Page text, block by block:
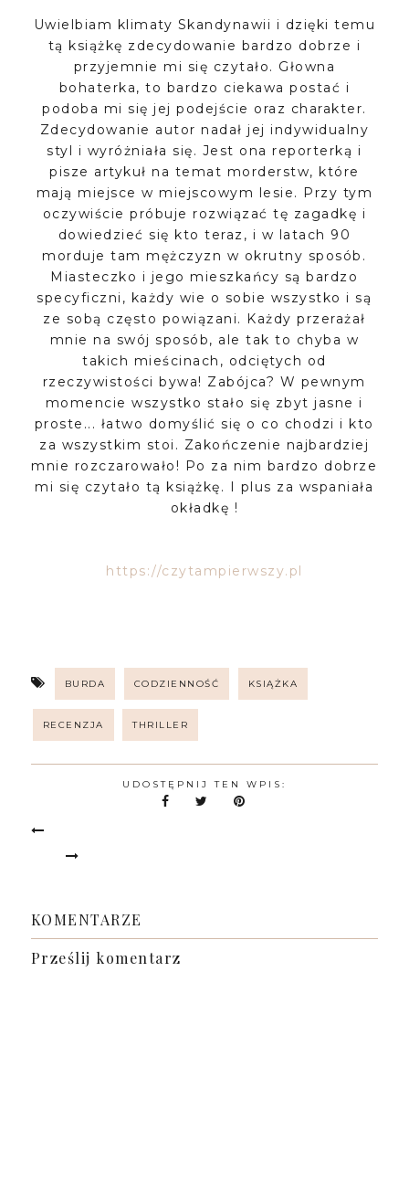
Uwielbiam klimaty Skandynawii i dzięki temu
tą książkę zdecydowanie bardzo dobrze i
przyjemnie mi się czytało. Głowna
bohaterka, to bardzo ciekawa postać i
podoba mi się jej podejście oraz charakter.
Zdecydowanie autor nadał jej indywidualny
styl i wyróżniała się. Jest ona reporterką i
pisze artykuł na temat morderstw, które
mają miejsce w miejscowym lesie. Przy tym
oczywiście próbuje rozwiązać tę zagadkę i
dowiedzieć się kto teraz, i w latach 90
morduje tam mężczyzn w okrutny sposób.
Miasteczko i jego mieszkańcy są bardzo
specyficzni, każdy wie o sobie wszystko i są
ze sobą często powiązani. Każdy przerażał
mnie na swój sposób, ale tak to chyba w
takich mieścinach, odciętych od
rzeczywistości bywa! Zabójca? W pewnym
momencie wszystko stało się zbyt jasne i
proste... łatwo domyślić się o co chodzi i kto
za wszystkim stoi. Zakończenie najbardziej
mnie rozczarowało! Po za nim bardzo dobrze
mi się czytało tą książkę. I plus za wspaniała
okładkę !
https://czytampierwszy.pl
BURDA CODZIENNOŚĆ KSIĄŻKA
RECENZJA THRILLER
UDOSTĘPNIJ TEN WPIS:
KOMENTARZE
Prześlij komentarz